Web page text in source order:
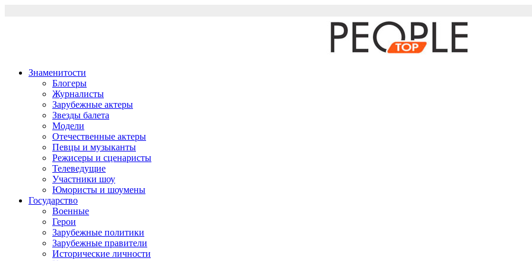
Знаменитости
Блогеры
Журналисты
Зарубежные актеры
Звезды балета
Модели
Отечественные актеры
Певцы и музыканты
Режисеры и сценаристы
Телеведущие
Участники шоу
Юмористы и шоумены
Государство
Военные
Герои
Зарубежные политики
Зарубежные правители
Исторические личности